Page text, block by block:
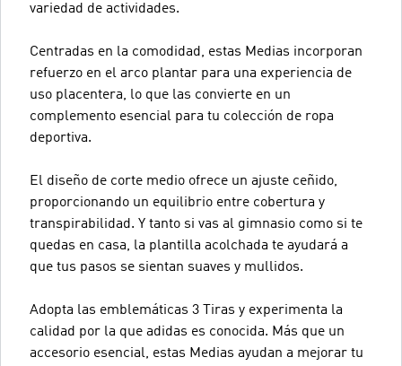
variedad de actividades.
Centradas en la comodidad, estas Medias incorporan
refuerzo en el arco plantar para una experiencia de
uso placentera, lo que las convierte en un
complemento esencial para tu colección de ropa
deportiva.
El diseño de corte medio ofrece un ajuste ceñido,
proporcionando un equilibrio entre cobertura y
transpirabilidad. Y tanto si vas al gimnasio como si te
quedas en casa, la plantilla acolchada te ayudará a
que tus pasos se sientan suaves y mullidos.
Adopta las emblemáticas 3 Tiras y experimenta la
calidad por la que adidas es conocida. Más que un
accesorio esencial, estas Medias ayudan a mejorar tu